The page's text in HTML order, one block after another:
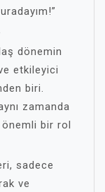
dönemin
etkileyici
biri.
zamanda
önemli bir rol
sadece
ve